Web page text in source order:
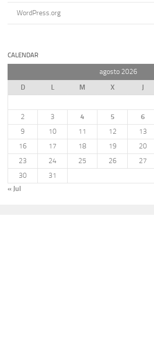
WordPress.org
CALENDAR
agosto 2026
D
L M X J
2
3 4 5 6
9
10 11 12 13
16
17 18 19 20
23
24 25 26 27
30
31
« Jul